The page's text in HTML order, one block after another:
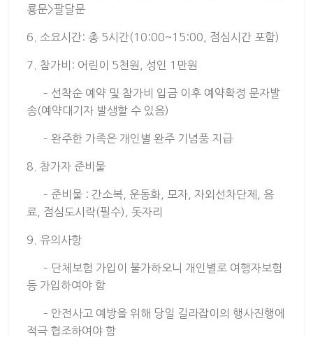
룡문>팔달문
6. 소요시간: 총 5시간(10:00~15:00, 점심시간 포함)
7. 참가비: 어린이 5천원, 성인 1만원
– 선착순 예약 및 참가비 입금 이후 예약확정 문자발
송(예약대기자 발생할 수 있음)
– 완주한 가족은 개인별 완주 기념품 지급
8. 참가자 준비물
– 준비물 : 간소복, 운동화, 모자, 자외선차단제, 음
료, 점심도시락(필수), 돗자리
9. 유의사항
– 단체보험 가입이 불가하오니 개인별로 여행자보험
등 가입하여야 함
– 안전사고 예방을 위해 당일 길라잡이의 행사진행에
적극 협조하여야 함